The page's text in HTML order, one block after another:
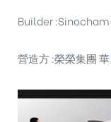
Builder
營造方 :榮榮集團